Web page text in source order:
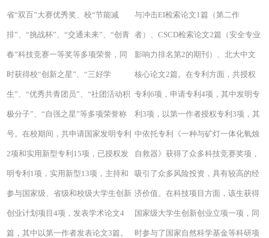
省“双百”大赛优秀奖、校“节能减
排”、“挑战杯”、“交通未来”、“创青
春”科技竞赛一等奖等多项荣誉，同
时获得校“创新之星”、“三好学
生”、“优秀共青团员”、“社团活动积
极分子”、“自强之星”等多项荣誉称
号。在校期间，共申请国家发明专利
2项和实用新型专利15项，已授权发
明专利1项，实用新型13项，主持和
参与国家级、省级和校级大学生创新
创业计划项目4项，发表学术论文4
篇，其中以第一作者发表论文3篇。
与冲击EI检索论文1篇（第二作
者）、CSCD检索论文2篇（安全专业
影响力排名第2的期刊）、北大中文
核心论文2篇。在专利方面，共授权
专利6项，申请专利4项，其中发明专
利3项，以第一作者授权专利3项，其
中依托专利《一种与矿灯一体化氧烛
自救器》获得了众多科技竞赛奖项，
吸引了众多风险投资，具有较高的经
济价值。在科技项目方面，该生获得
国家级大学生创新创业立项一项，同
时参与了国家自然科学基金等科研项